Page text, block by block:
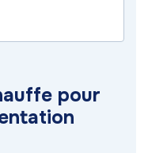
pour